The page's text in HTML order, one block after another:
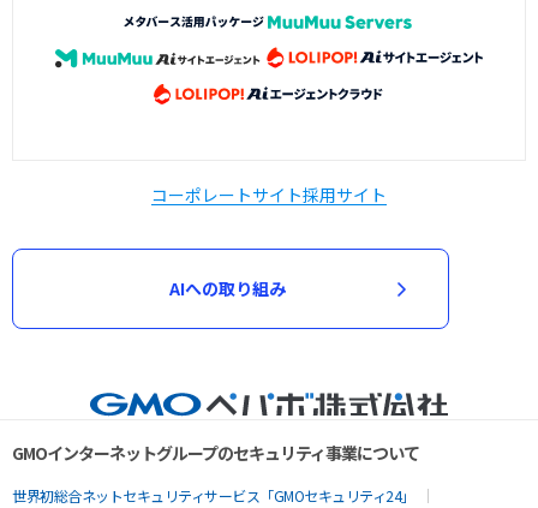
コーポレートサイト採用サイト
AIへの取り組み
GMOインターネットグループのセキュリティ事業について
世界初総合ネットセキュリティサービス「GMOセキュリティ24」